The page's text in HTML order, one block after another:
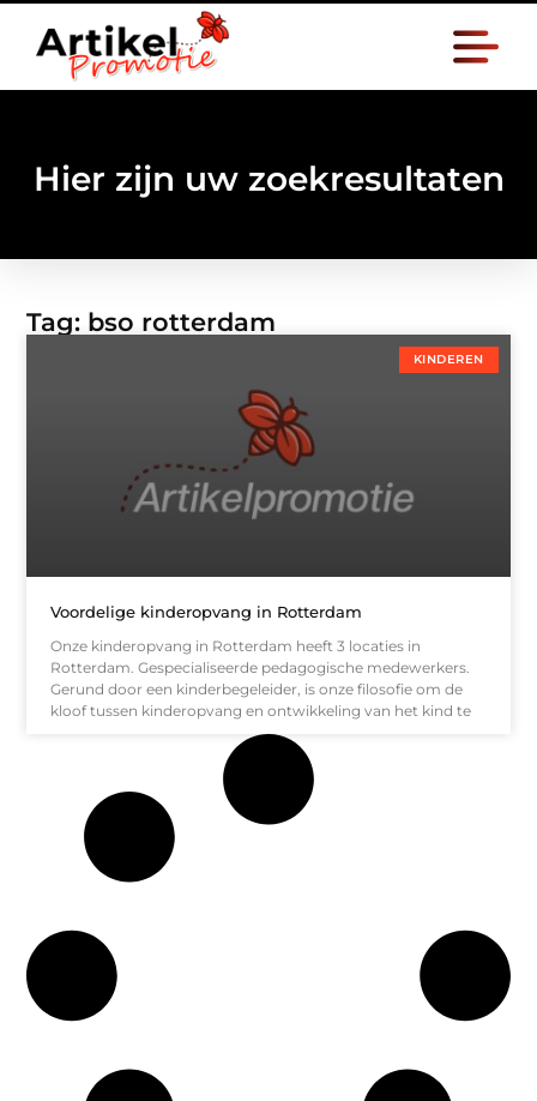
Hier zijn uw zoekresultaten
Tag: bso rotterdam
KINDEREN
Voordelige kinderopvang in Rotterdam
Onze kinderopvang in Rotterdam heeft 3 locaties in
Rotterdam. Gespecialiseerde pedagogische medewerkers.
Gerund door een kinderbegeleider, is onze filosofie om de
kloof tussen kinderopvang en ontwikkeling van het kind te